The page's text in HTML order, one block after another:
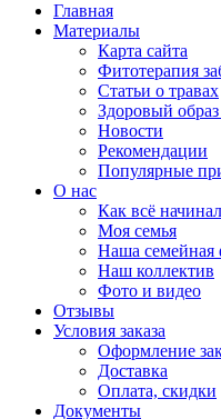
Главная
Материалы
Карта сайта
Фитотерапия
Статьи о травах
Здоровый
Новости
Рекомендации
Популярные
О нас
Как всё
Моя семья
Наша семейная
Наш коллектив
Фото и видео
Отзывы
Условия заказа
Оформление
Доставка
Оплата, скидки
Документы